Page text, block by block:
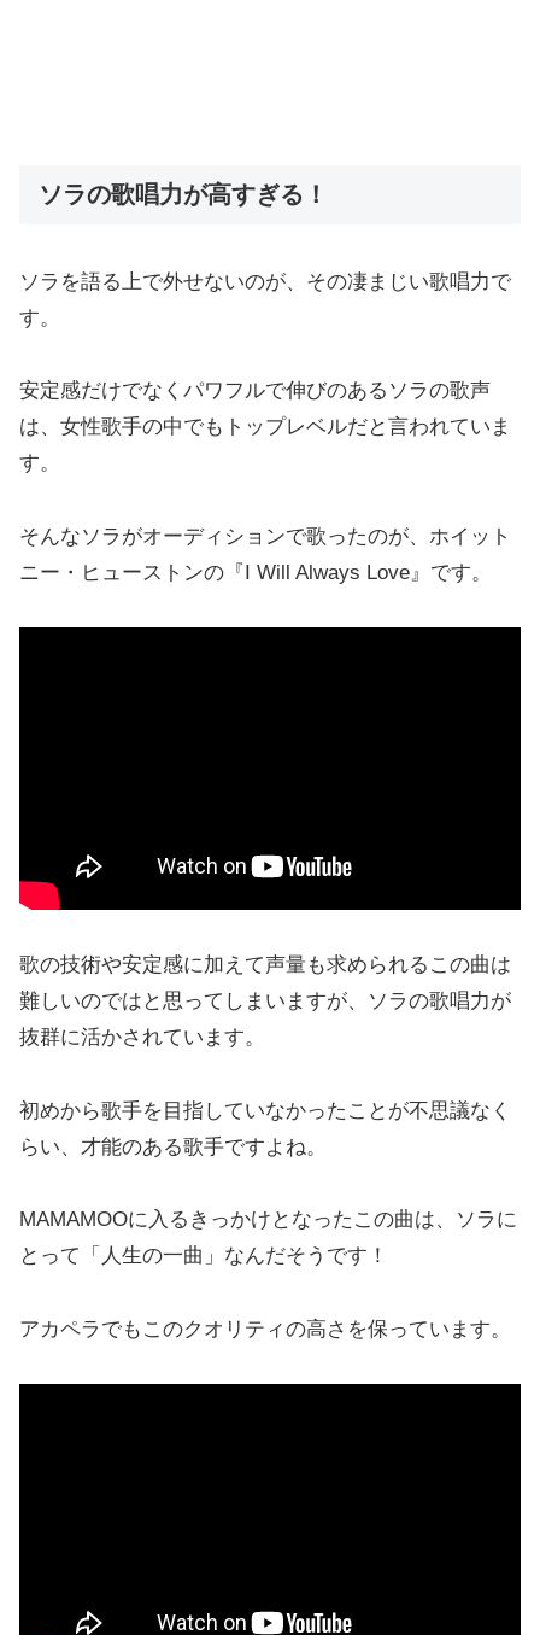
ソラの歌唱力が高すぎる！
ソラを語る上で外せないのが、その凄まじい歌唱力で
す。
安定感だけでなくパワフルで伸びのあるソラの歌声
は、女性歌手の中でもトップレベルだと言われていま
す。
そんなソラがオーディションで歌ったのが、ホイット
ニー・ヒューストンの『I Will Always Love』です。
歌の技術や安定感に加えて声量も求められるこの曲は
難しいのではと思ってしまいますが、ソラの歌唱力が
抜群に活かされています。
初めから歌手を目指していなかったことが不思議なく
らい、才能のある歌手ですよね。
MAMAMOOに入るきっかけとなったこの曲は、ソラに
とって「人生の一曲」なんだそうです！
アカペラでもこのクオリティの高さを保っています。